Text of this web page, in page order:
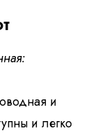
и
и легко